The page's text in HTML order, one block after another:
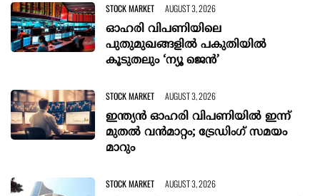
STOCK MARKET AUGUST 3, 2026
ഓഹരി വിപണിയിലെ
പുതുമുഖങ്ങളിൽ പകുതിയിൽ
കൂടുതലും ‘ന്യൂ ജെൻ’
STOCK MARKET AUGUST 3, 2026
ഇന്ത്യൻ ഓഹരി വിപണിയിൽ ഇന്ന്
മുതൽ വൻമാറ്റം; ട്രേഡിംഗ് സമയം
മാറും
STOCK MARKET AUGUST 3, 2026